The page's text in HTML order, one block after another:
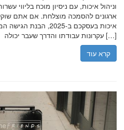
ארגונים להסמכה מוצלחת. אם אתם
איכות בעסקכם ב-2025,
עקרונות עבודתו והדרך שעבר יכולה […]
קרא עוד